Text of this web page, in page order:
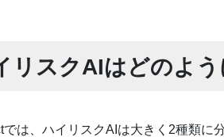
リスクAIはどのよ
では、ハイリスクAIは大きく2種類に